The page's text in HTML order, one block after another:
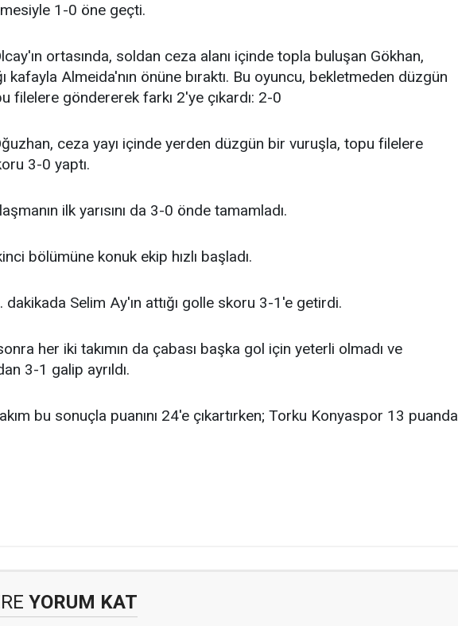
1-0 öne geçti.
ortasında, soldan ceza alanı içinde topla buluşan Gökhan,
kafayla Almeida'nın önüne bıraktı. Bu oyuncu, bekletmeden düzgün
filelere göndererek farkı 2'ye çıkardı: 2-0
ceza yayı içinde yerden düzgün bir vuruşla, topu filelere
3-0 yaptı.
ilk yarısını da 3-0 önde tamamladı.
bölümüne konuk ekip hızlı başladı.
dakikada Selim Ay'ın attığı golle skoru 3-1'e getirdi.
her iki takımın da çabası başka gol için yeterli olmadı ve
3-1 galip ayrıldı.
bu sonuçla puanını 24'e çıkartırken; Torku Konyaspor 13 puanda
YORUM KAT